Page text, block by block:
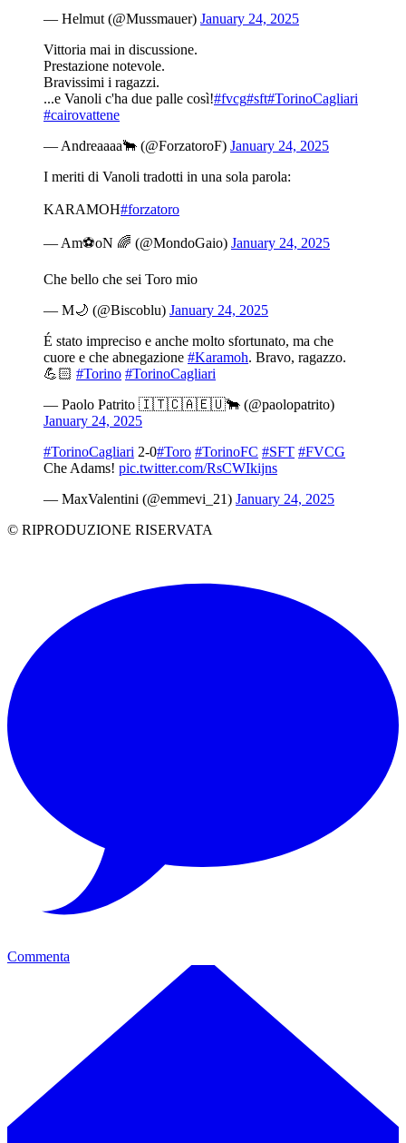
— Helmut (@Mussmauer) January 24, 2025
Vittoria mai in discussione.
Prestazione notevole.
Bravissimi i ragazzi.
...e Vanoli c'ha due palle così!#fvcg#sft#TorinoCagliari
#cairovattene
— Andreaaaa🐂 (@ForzatoroF) January 24, 2025
I meriti di Vanoli tradotti in una sola parola:
KARAMOH#forzatoro
— Am⚽️oN 🌈 (@MondoGaio) January 24, 2025
Che bello che sei Toro mio
— M🌙 (@Biscoblu) January 24, 2025
É stato impreciso e anche molto sfortunato, ma che
cuore e che abnegazione #Karamoh. Bravo, ragazzo.
💪🏻 #Torino #TorinoCagliari
— Paolo Patrito 🇮🇹🇨🇦🇪🇺🐂 (@paolopatrito)
January 24, 2025
#TorinoCagliari 2-0#Toro #TorinoFC #SFT #FVCG
Che Adams! pic.twitter.com/RsCWIkijns
— MaxValentini (@emmevi_21) January 24, 2025
© RIPRODUZIONE RISERVATA
Commenta